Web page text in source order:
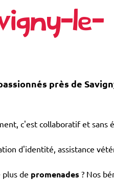
le-
près de
c'est collaboratif et sans
d'identité, assistance
plus de promenades ? Nos